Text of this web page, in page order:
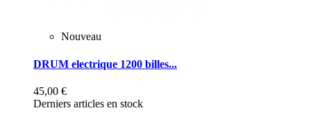
Nouveau
DRUM electrique 1200 billes...
45,00 €
Derniers articles en stock